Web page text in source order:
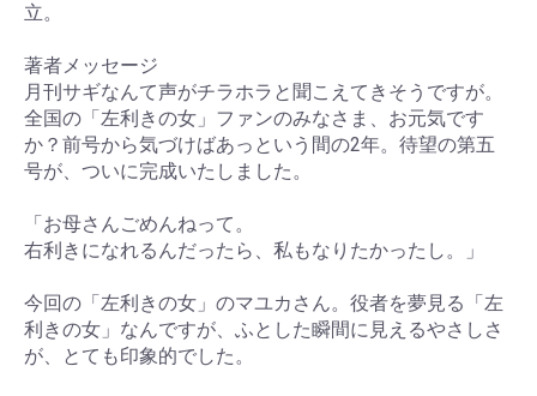
立。
著者メッセージ
月刊サギなんて声がチラホラと聞こえてきそうですが。
全国の「左利きの女」ファンのみなさま、お元気です
か？前号から気づけばあっという間の2年。待望の第五
号が、ついに完成いたしました。
「お母さんごめんねって。
右利きになれるんだったら、私もなりたかったし。」
今回の「左利きの女」のマユカさん。役者を夢見る「左
利きの女」なんですが、ふとした瞬間に見えるやさしさ
が、とても印象的でした。